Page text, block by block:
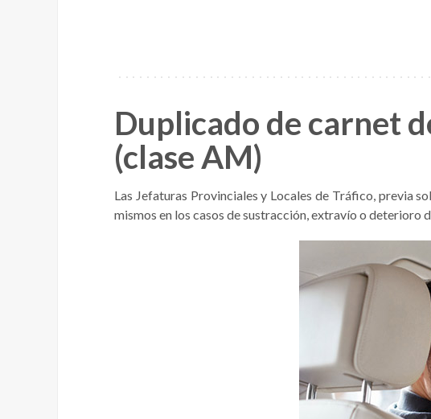
Duplicado de carnet
(clase AM)
Las Jefaturas Provinciales y Locales de Tráfico, previa
mismos en los casos de sustracción, extravío o deterioro